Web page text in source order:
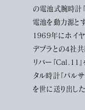
の電池式腕時計
電池を動力源と
1969年にホイヤ
デプラとの4社
リバー『Cal.11
タル時計『パル
を世に送り出した